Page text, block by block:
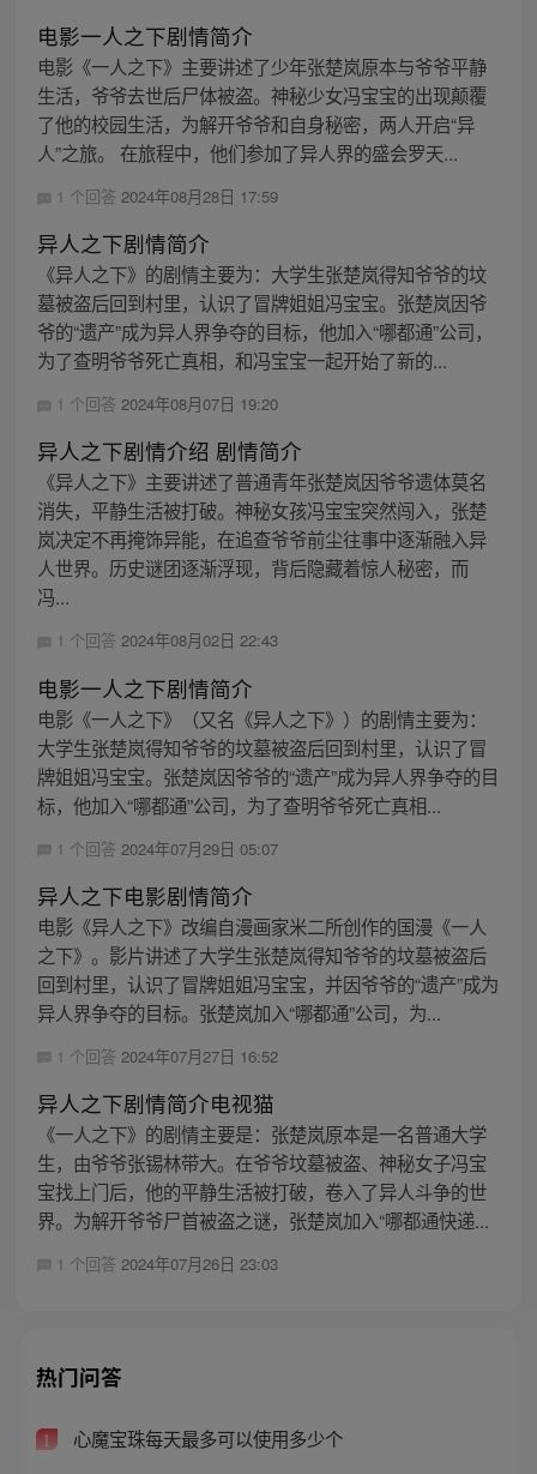
电影一人之下剧情简介
电影《一人之下》主要讲述了少年张楚岚原本与爷爷平静
生活，爷爷去世后尸体被盗。神秘少女冯宝宝的出现颠覆
了他的校园生活，为解开爷爷和自身秘密，两人开启“异
人”之旅。 在旅程中，他们参加了异人界的盛会罗天...
1 个回答 2024年08月28日 17:59
异人之下剧情简介
《异人之下》的剧情主要为：大学生张楚岚得知爷爷的坟
墓被盗后回到村里，认识了冒牌姐姐冯宝宝。张楚岚因爷
爷的“遗产”成为异人界争夺的目标，他加入“哪都通”公司，
为了查明爷爷死亡真相，和冯宝宝一起开始了新的...
1 个回答 2024年08月07日 19:20
异人之下剧情介绍 剧情简介
《异人之下》主要讲述了普通青年张楚岚因爷爷遗体莫名
消失，平静生活被打破。神秘女孩冯宝宝突然闯入，张楚
岚决定不再掩饰异能，在追查爷爷前尘往事中逐渐融入异
人世界。历史谜团逐渐浮现，背后隐藏着惊人秘密，而
冯...
1 个回答 2024年08月02日 22:43
电影一人之下剧情简介
电影《一人之下》（又名《异人之下》）的剧情主要为：
大学生张楚岚得知爷爷的坟墓被盗后回到村里，认识了冒
牌姐姐冯宝宝。张楚岚因爷爷的“遗产”成为异人界争夺的目
标，他加入“哪都通”公司，为了查明爷爷死亡真相...
1 个回答 2024年07月29日 05:07
异人之下电影剧情简介
电影《异人之下》改编自漫画家米二所创作的国漫《一人
之下》。影片讲述了大学生张楚岚得知爷爷的坟墓被盗后
回到村里，认识了冒牌姐姐冯宝宝，并因爷爷的“遗产”成为
异人界争夺的目标。张楚岚加入“哪都通”公司，为...
1 个回答 2024年07月27日 16:52
异人之下剧情简介电视猫
《一人之下》的剧情主要是：张楚岚原本是一名普通大学
生，由爷爷张锡林带大。在爷爷坟墓被盗、神秘女子冯宝
宝找上门后，他的平静生活被打破，卷入了异人斗争的世
界。为解开爷爷尸首被盗之谜，张楚岚加入“哪都通快递...
1 个回答 2024年07月26日 23:03
热门问答
1 心魔宝珠每天最多可以使用多少个